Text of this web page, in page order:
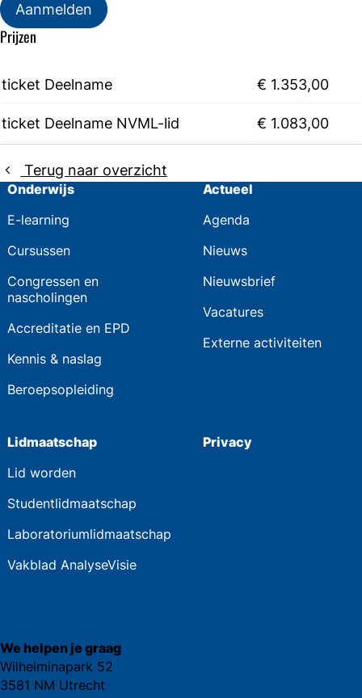
Aanmelden
Prijzen
ticket Deelname € 1.353,00
ticket Deelname NVML-lid € 1.083,00
Terug naar overzicht
Onderwijs
E-learning
Cursussen
Congressen en
nascholingen
Accreditatie en EPD
Kennis & naslag
Beroepsopleiding
Actueel
Agenda
Nieuws
Nieuwsbrief
Vacatures
Externe activiteiten
Lidmaatschap
Lid worden
Studentlidmaatschap
Laboratoriumlidmaatschap
Vakblad AnalyseVisie
Privacy
We helpen je graag
Wilhelminapark 52
3581 NM Utrecht